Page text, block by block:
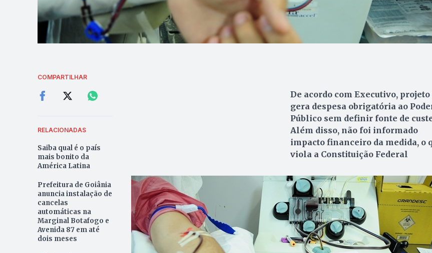
COMPARTILHAR
RELACIONADAS
Saiba qual é o país
mais bonito da
América Latina
Prefeitura de Goiânia
anuncia instalação de
cancelas
automáticas na
Marginal Botafogo e
Avenida 87 em até
dois meses
De acordo com Executivo, projeto
gera despesa obrigatória ao
Público sem definir fonte de
Além disso, não foi informado
impacto financeiro da medida, o
viola a Constituição Federal